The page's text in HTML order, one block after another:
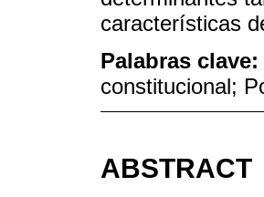
características
Palabras clave:
constitucional;
ABSTRACT